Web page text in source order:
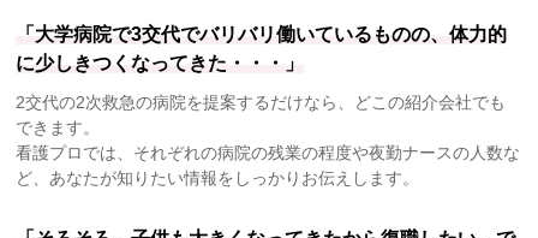
「大学病院で3交代でバリバリ働いているものの、体力的
に少しきつくなってきた・・・」
2交代の2次救急の病院を提案するだけなら、どこの紹介会社でも
できます。
看護プロでは、それぞれの病院の残業の程度や夜勤ナースの人数な
ど、あなたが知りたい情報をしっかりお伝えします。